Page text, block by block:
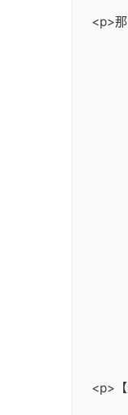
<p>
<p>